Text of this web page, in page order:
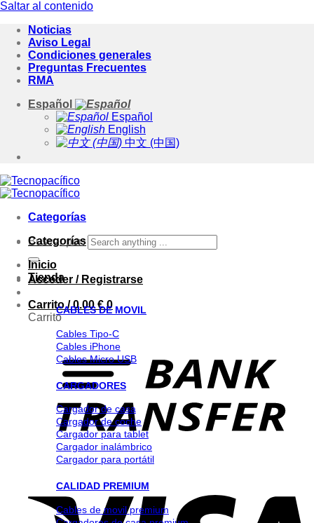
Saltar al contenido
Noticias
Aviso Legal
Condiciones generales
Preguntas Frecuentes
RMA
Español
Español
English
中文 (中国)
Categorías
Buscar por:
Acceder / Registrarse
Carrito /0.00€ 0
Carrito
Categorías
Inicio
Tienda
CABLES DE MOVIL
Cables Tipo-C
Cables iPhone
Cables Micro USB
CARGADORES
Cargador de casa
Cargador de coche
Cargador para tablet
Cargador inalámbrico
Cargador para portátil
CALIDAD PREMIUM
Cables de movil premium